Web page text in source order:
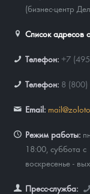
(бизнес-центр
Список
Телефон: +7
Телефон: 8 (800)
Email:
Режим работы:
18:00, суббота с
воскресенье -
Пресс-служба: